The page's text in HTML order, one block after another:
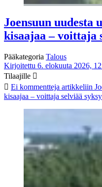
Joensuun uudesta
kisaajaa – voittaja
Pääkategoria Talous
Kirjoitettu 6. elokuuta 2026,
Tilaajille
Ei kommentteja artikkeliin
kisaajaa – voittaja selviää